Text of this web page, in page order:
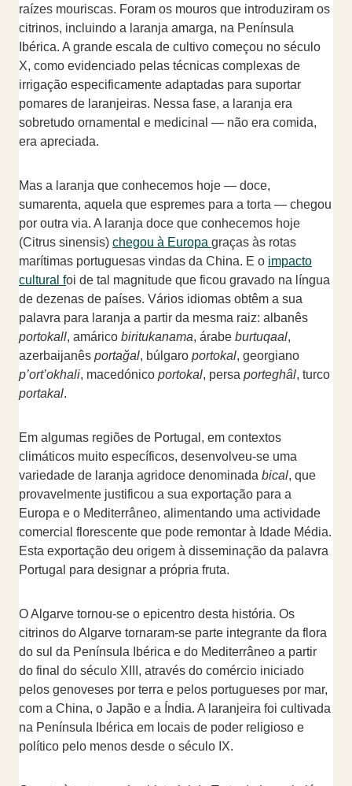
raízes mouriscas. Foram os mouros que introduziram os
citrinos, incluindo a laranja amarga, na Península
Ibérica. A grande escala de cultivo começou no século
X, como evidenciado pelas técnicas complexas de
irrigação especificamente adaptadas para suportar
pomares de laranjeiras. Nessa fase, a laranja era
sobretudo ornamental e medicinal — não era comida,
era apreciada.
Mas a laranja que conhecemos hoje — doce,
sumarenta, aquela que espremes para a torta — chegou
por outra via. A laranja doce que conhecemos hoje
(Citrus sinensis) chegou à Europa graças às rotas
marítimas portuguesas vindas da China. E o impacto
cultural foi de tal magnitude que ficou gravado na língua
de dezenas de países. Vários idiomas obtêm a sua
palavra para laranja a partir da mesma raiz: albanês
portokall, amárico biritukanama, árabe burtuqaal,
azerbaijanês portağal, búlgaro portokal, georgiano
p’ort’okhali, macedónico portokal, persa porteghâl, turco
portakal.
Em algumas regiões de Portugal, em contextos
climáticos muito específicos, desenvolveu-se uma
variedade de laranja agridoce denominada bical, que
provavelmente justificou a sua exportação para a
Europa e o Mediterrâneo, alimentando uma actividade
comercial florescente que pode remontar à Idade Média.
Esta exportação deu origem à disseminação da palavra
Portugal para designar a própria fruta.
O Algarve tornou-se o epicentro desta história. Os
citrinos do Algarve tornaram-se parte integrante da flora
do sul da Península Ibérica e do Mediterrâneo a partir
do final do século XIII, através do comércio iniciado
pelos genoveses por terra e pelos portugueses por mar,
com a China, o Japão e a Índia. A laranjeira foi cultivada
na Península Ibérica em locais de poder religioso e
político pelo menos desde o século IX.